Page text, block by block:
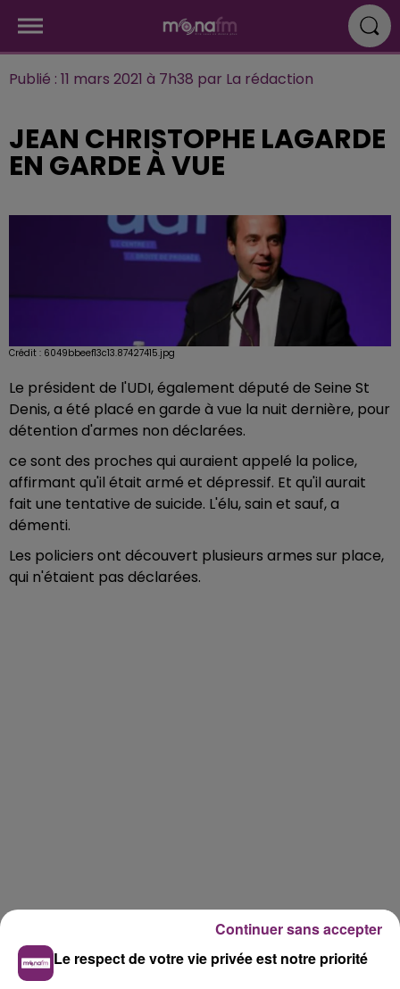
Publié : 11 mars 2021 à 7h38 par La rédaction
JEAN CHRISTOPHE LAGARDE
EN GARDE À VUE
Crédit : 6049bbeef13c13.87427415.jpg
Le président de l'UDI, également député de Seine St
Denis, a été placé en garde à vue la nuit dernière, pour
détention d'armes non déclarées.
ce sont des proches qui auraient appelé la police,
affirmant qu'il était armé et dépressif. Et qu'il aurait
fait une tentative de suicide. L'élu, sain et sauf, a
démenti.
Les policiers ont découvert plusieurs armes sur place,
qui n'étaient pas déclarées.
Le respect de votre vie privée est notre priorité
Continuer sans accepter